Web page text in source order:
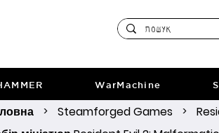
WarMachine
> Steamforged Games >